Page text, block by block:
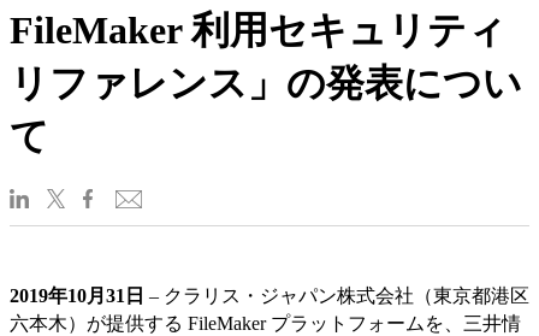
FileMaker 利用セキュリティ
リファレンス」の発表につい
て
2019年10月31日 – クラリス・ジャパン株式会社（東京都港区
六本木）が提供する FileMaker プラットフォームを、三井情